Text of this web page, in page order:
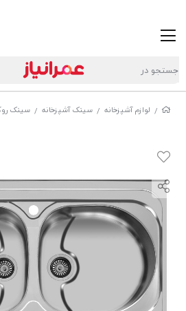
/ لوازم آشپزخانه / سینک آشپزخانه / سینک